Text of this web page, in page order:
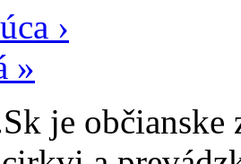
›
»
je